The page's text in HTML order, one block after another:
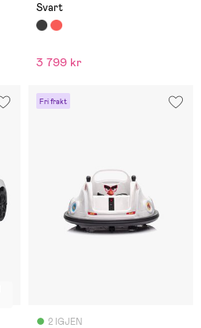
Svart
3 799 kr
Fri frakt
2 IGJEN